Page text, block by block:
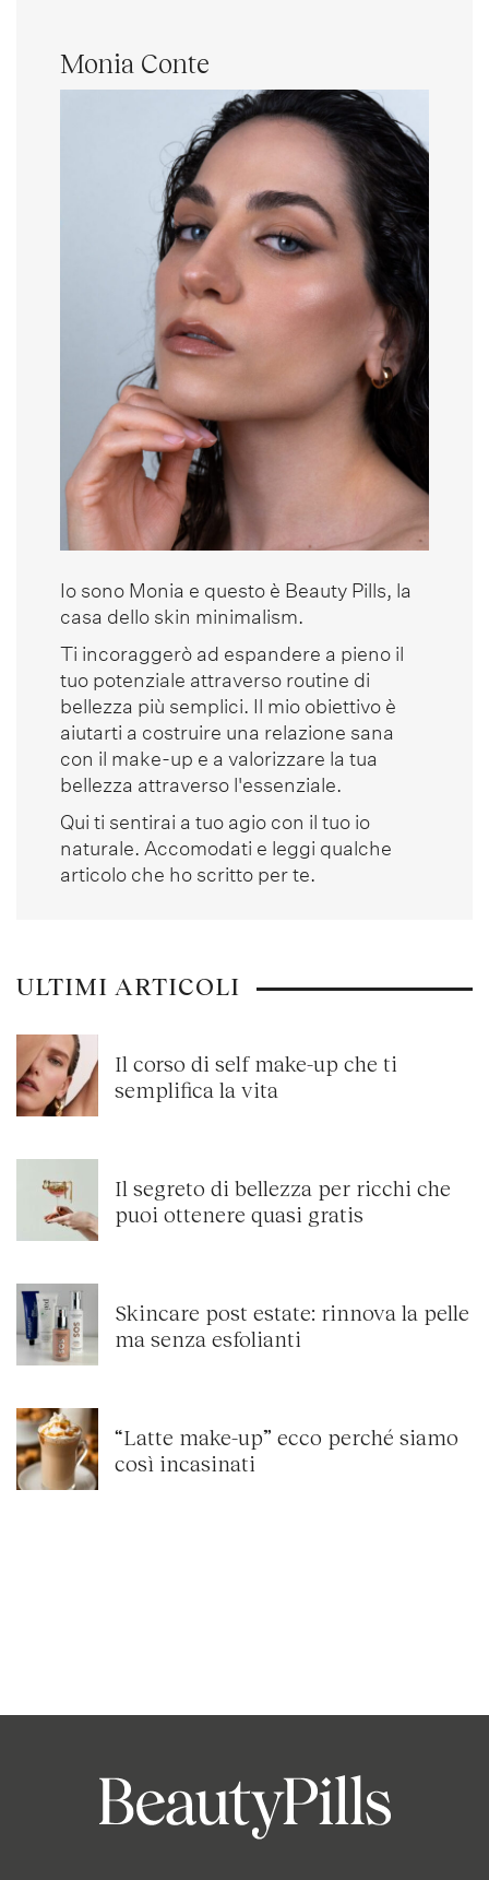
Monia Conte
Io sono Monia e questo è Beauty Pills, la
casa dello skin minimalism.
Ti incoraggerò ad espandere a pieno il
tuo potenziale attraverso routine di
bellezza più semplici. Il mio obiettivo è
aiutarti a costruire una relazione sana
con il make-up e a valorizzare la tua
bellezza attraverso l'essenziale.
Qui ti sentirai a tuo agio con il tuo io
naturale. Accomodati e leggi qualche
articolo che ho scritto per te.
ULTIMI ARTICOLI
Il corso di self make-up che ti
semplifica la vita
Il segreto di bellezza per ricchi che
puoi ottenere quasi gratis
Skincare post estate: rinnova la pelle
ma senza esfolianti
“Latte make-up” ecco perché siamo
così incasinati